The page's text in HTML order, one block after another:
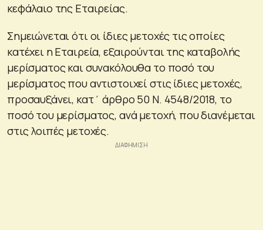
κεφάλαιο της Εταιρείας.
Σημειώνεται ότι οι ίδιες μετοχές τις οποίες
κατέχει η Εταιρεία, εξαιρούνται της καταβολής
μερίσματος και συνακόλουθα το ποσό του
μερίσματος που αντιστοιχεί στις ίδιες μετοχές,
προσαυξάνει, κατ΄ άρθρο 50 Ν. 4548/2018, το
ποσό του μερίσματος, ανά μετοχή, που διανέμεται
στις λοιπές μετοχές.